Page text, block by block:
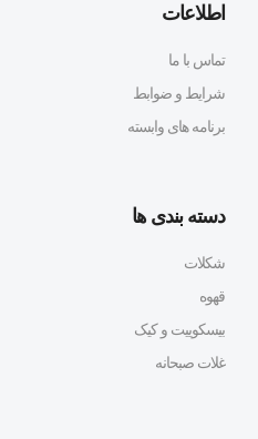
اطلاعات
تماس با ما
شرایط و ضوابط
برنامه های وابسته
دسته بندی ها
شکلات
قهوه
بیسکوییت و کیک
غلات صبحانه